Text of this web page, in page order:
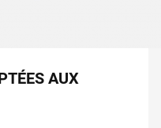
AUX